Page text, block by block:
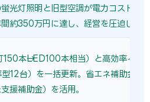
光灯照明と旧型空調が電力コストの
約350万円に達し、経営を圧迫して
本→LED100本相当）と高効率イン
型12台）を一括更新。省エネ補助金（
援補助金）を活用。